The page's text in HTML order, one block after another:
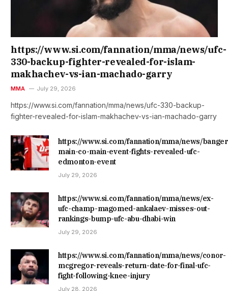
https://www.si.com/fannation/mma/news/ufc-
330-backup-fighter-revealed-for-islam-
makhachev-vs-ian-machado-garry
MMA July 29, 2026
https://www.si.com/fannation/mma/news/ufc-330-backup-
fighter-revealed-for-islam-makhachev-vs-ian-machado-garry
https://www.si.com/fannation/mma/news/
main-co-main-event-fights-revealed-ufc-
edmonton-event
July 29, 2026
https://www.si.com/fannation/mma/news/ex-
ufc-champ-magomed-ankalaev-misses-out-
rankings-bump-ufc-abu-dhabi-win
July 29, 2026
https://www.si.com/fannation/mma/news/conor-
mcgregor-reveals-return-date-for-final-ufc-
fight-following-knee-injury
July 28, 2026